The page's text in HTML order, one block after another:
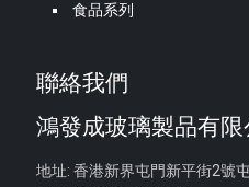
食品系列
聯絡我們
鴻發成玻璃製品有限
地址: 香港新界屯門新平街2號